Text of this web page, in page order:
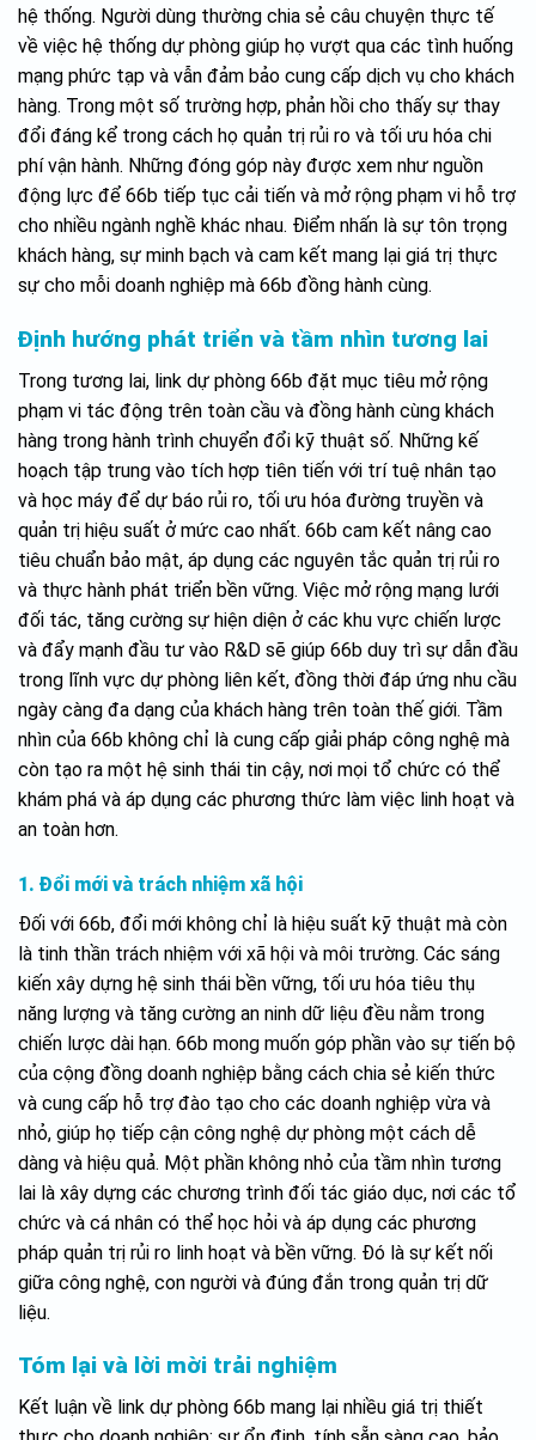
hệ thống. Người dùng thường chia sẻ câu chuyện thực tế
về việc hệ thống dự phòng giúp họ vượt qua các tình huống
mạng phức tạp và vẫn đảm bảo cung cấp dịch vụ cho khách
hàng. Trong một số trường hợp, phản hồi cho thấy sự thay
đổi đáng kể trong cách họ quản trị rủi ro và tối ưu hóa chi
phí vận hành. Những đóng góp này được xem như nguồn
động lực để 66b tiếp tục cải tiến và mở rộng phạm vi hỗ trợ
cho nhiều ngành nghề khác nhau. Điểm nhấn là sự tôn trọng
khách hàng, sự minh bạch và cam kết mang lại giá trị thực
sự cho mỗi doanh nghiệp mà 66b đồng hành cùng.
Định hướng phát triển và tầm nhìn tương lai
Trong tương lai, link dự phòng 66b đặt mục tiêu mở rộng
phạm vi tác động trên toàn cầu và đồng hành cùng khách
hàng trong hành trình chuyển đổi kỹ thuật số. Những kế
hoạch tập trung vào tích hợp tiên tiến với trí tuệ nhân tạo
và học máy để dự báo rủi ro, tối ưu hóa đường truyền và
quản trị hiệu suất ở mức cao nhất. 66b cam kết nâng cao
tiêu chuẩn bảo mật, áp dụng các nguyên tắc quản trị rủi ro
và thực hành phát triển bền vững. Việc mở rộng mạng lưới
đối tác, tăng cường sự hiện diện ở các khu vực chiến lược
và đẩy mạnh đầu tư vào R&D sẽ giúp 66b duy trì sự dẫn đầu
trong lĩnh vực dự phòng liên kết, đồng thời đáp ứng nhu cầu
ngày càng đa dạng của khách hàng trên toàn thế giới. Tầm
nhìn của 66b không chỉ là cung cấp giải pháp công nghệ mà
còn tạo ra một hệ sinh thái tin cậy, nơi mọi tổ chức có thể
khám phá và áp dụng các phương thức làm việc linh hoạt và
an toàn hơn.
1. Đổi mới và trách nhiệm xã hội
Đối với 66b, đổi mới không chỉ là hiệu suất kỹ thuật mà còn
là tinh thần trách nhiệm với xã hội và môi trường. Các sáng
kiến xây dựng hệ sinh thái bền vững, tối ưu hóa tiêu thụ
năng lượng và tăng cường an ninh dữ liệu đều nằm trong
chiến lược dài hạn. 66b mong muốn góp phần vào sự tiến bộ
của cộng đồng doanh nghiệp bằng cách chia sẻ kiến thức
và cung cấp hỗ trợ đào tạo cho các doanh nghiệp vừa và
nhỏ, giúp họ tiếp cận công nghệ dự phòng một cách dễ
dàng và hiệu quả. Một phần không nhỏ của tầm nhìn tương
lai là xây dựng các chương trình đối tác giáo dục, nơi các tổ
chức và cá nhân có thể học hỏi và áp dụng các phương
pháp quản trị rủi ro linh hoạt và bền vững. Đó là sự kết nối
giữa công nghệ, con người và đúng đắn trong quản trị dữ
liệu.
Tóm lại và lời mời trải nghiệm
Kết luận về link dự phòng 66b mang lại nhiều giá trị thiết